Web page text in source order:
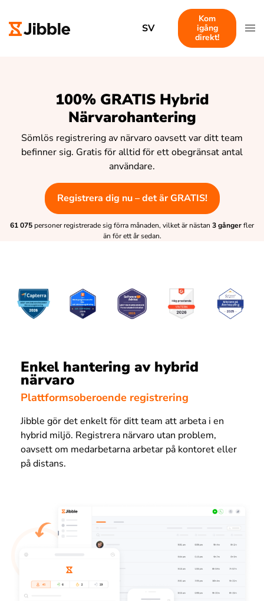
SV
Kom
igång
direkt!
100% GRATIS Hybrid
Närvarohantering
Sömlös registrering av närvaro oavsett var ditt team
befinner sig. Gratis för alltid för ett obegränsat antal
användare.
Registrera dig nu – det är GRATIS!
61 075personer registrerade sig förra månaden, vilket är nästan 3 gångerfler
än för ett år sedan.
Enkel hantering av hybrid
närvaro
Plattformsoberoende registrering
Jibble gör det enkelt för ditt team att arbeta i en
hybrid miljö. Registrera närvaro utan problem,
oavsett om medarbetarna arbetar på kontoret eller
på distans.